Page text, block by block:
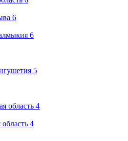
6
6
5
область 4
область 4